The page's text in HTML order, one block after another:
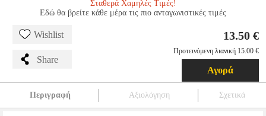
Σταθερά Χαμηλές Τιμές!
Εδώ θα βρείτε κάθε μέρα τις πιο ανταγωνιστικές τιμές
Wishlist
Share
13.50 €
Προτεινόμενη λιανική 15.00 €
Αγορά
Περιγραφή Αξιολόγηση Σχετικά